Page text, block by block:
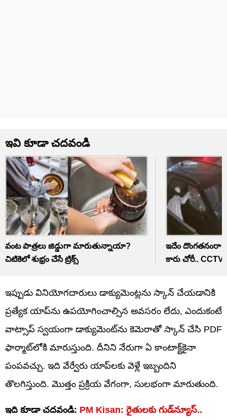
ఇవి కూడా చదవండి
వంట పాత్రలు జిడ్డుగా మారుతున్నాయా?
చిటికెలో శుభ్రం చేసే ట్రిక్స్‌
ఇదేం దొంగతనంరా
కారు చోరీ..
ఇప్పుడు వినియోగదారులు డాక్యుమెంట్లను స్కాన్ చేయడానికి
ప్రత్యేక యాప్‌ను ఉపయోగించాల్సిన అవసరం లేదు, ఎందుకంటే
వాట్సాప్ స్వయంగా డాక్యుమెంట్‌ను కెమెరాతో స్కాన్ చేసి PDF
ఫార్మాట్‌లోకి మారుస్తుంది. దీనిని నేరుగా ఏ కాంటాక్ట్‌కైనా
పంపవచ్చు. ఇది వేర్వేరు యాప్‌లకు వెళ్లే ఇబ్బందిని
తొలగిస్తుంది. మొత్తం ప్రక్రియ వేగంగా, సులభంగా మారుతుంది.
ఇది కూడా చదవండి: PM Kisan: రైతులకు గుడ్‌న్యూస్‌..